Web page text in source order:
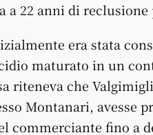
a 22 anni di
era stata
maturato in un
riteneva che
Montanari, avesse
commerciante fino a